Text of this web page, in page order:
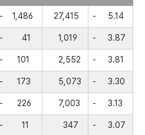
- 1,486 27,415 - 5.14
- 41 1,019 - 3.87
- 101 2,552 - 3.81
- 173 5,073 - 3.30
- 226 7,003 - 3.13
- 11 347 - 3.07